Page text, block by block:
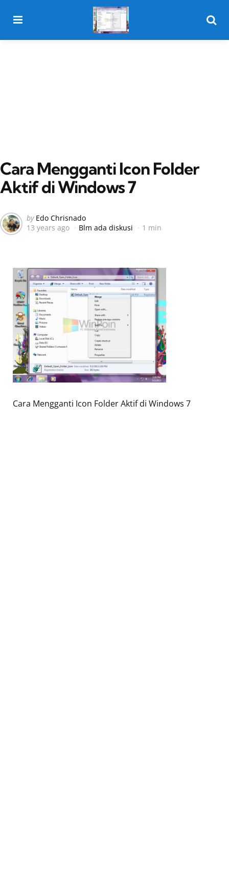
Cara Mengganti Icon Folder
Aktif di Windows 7
Posted
by
by Edo Chrisnado
13 years ago
Blm ada diskusi 1 min
Cara Mengganti Icon Folder Aktif di Windows 7